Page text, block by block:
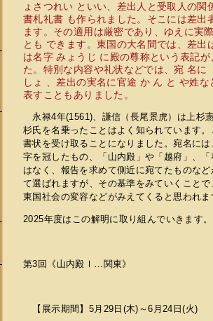
ょさつれい といい、差出人と受取人の
書札礼書 も作られました。そこには差
ます。その適用は厳密であり、ゆえに実
とも できます。東国の大名間では、差
は名字 みょうじ に殿の尊称という表記
た。特別な内容や礼状などでは、宛 名に
しょ 、差出の実名に官途 か ん と や姓
表すこともありました。
永禄4年(1561)、謙信（長尾景虎）は上杉
杉氏を名乗ったことはよく知られています
書状を受け取ることになりました。宛名に
字を冠したもの、「山内殿」や「越府」、
はなく、報告を求めて側近に宛てたものな
て選ばれますが、その基準をみていくこと
東国社会の変容などがみえてくると思われま
2025年度はこの解明に取り組んでいきます。
第3回《山内殿Ⅰ…関東》
【展示期間】5月29日(木)～6月24日(火)